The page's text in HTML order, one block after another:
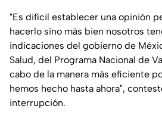
"Es difícil establecer una opinión
hacerlo sino más bien nosotros
indicaciones del gobierno de
Salud, del Programa Nacional de
cabo de la manera más eficiente
hemos hecho hasta ahora",
interrupción.